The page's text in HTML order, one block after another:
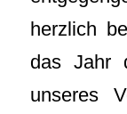
herzlich
das Jahr
unseres